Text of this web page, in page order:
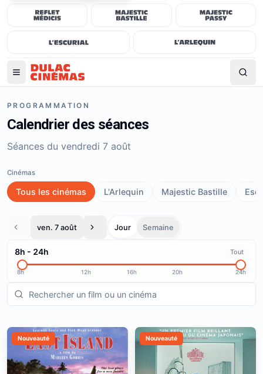
PROGRAMMATION
Calendrier des séances
Séances du vendredi 7 août
ven. 7 août Jour Semaine
8h - 24h Tout
8h 12h 16h 20h 24h
Cinémas
Tous les cinémas L'Arlequin Majestic Bastille
Nouveauté Nouveauté